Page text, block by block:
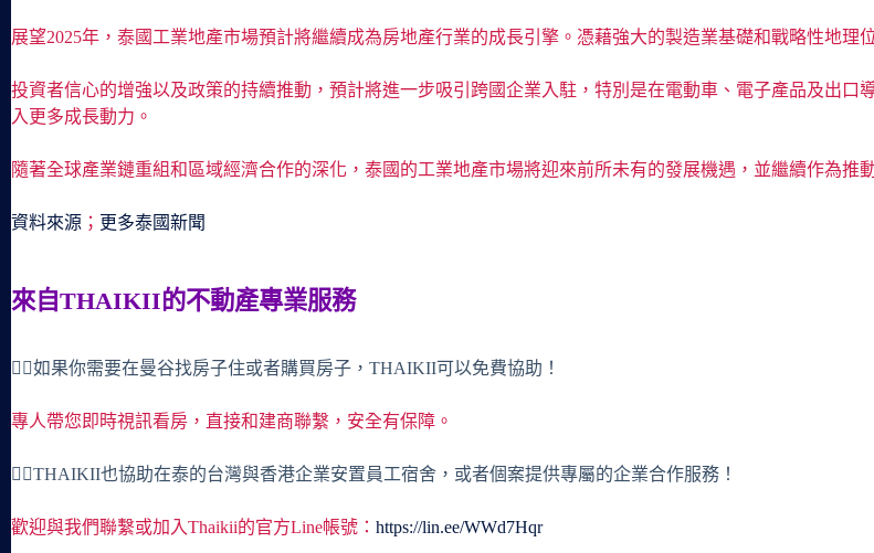
展望2025年，泰國工業地產市場預計將繼續成為房地產行業的成長引擎。憑藉強大的製造業基礎和戰略性地理
投資者信心的增強以及政策的持續推動，預計將進一步吸引跨國企業入駐，特別是在電動車、電子產品及出
入更多成長動力。
隨著全球產業鏈重組和區域經濟合作的深化，泰國的工業地產市場將迎來前所未有的發展機遇，並繼續作為推
資料來源 ； 更多泰國新聞
來自THAIKII的不動產專業服務
🙋‍♀️如果你需要在曼谷找房子住或者購買房子，THAIKII可以免費協助！
專人帶您即時視訊看房，直接和建商聯繫，安全有保障。
🙋‍♀️THAIKII也協助在泰的台灣與香港企業安置員工宿舍，或者個案提供專屬的企業合作服務！
歡迎與我們聯繫或加入Thaikii的官方Line帳號： https://lin.ee/WWd7Hqr